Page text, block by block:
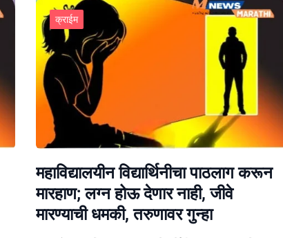
क्राईम
महाविद्यालयीन विद्यार्थिनीचा पाठलाग करून
मारहाण; लग्न होऊ देणार नाही, जीवे
मारण्याची धमकी, तरुणावर गुन्हा